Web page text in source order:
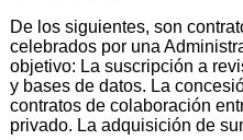
De los siguientes, son
celebrados por una
objetivo: La suscripción a
y bases de datos. La
contratos de colaboración
privado. La adquisición de